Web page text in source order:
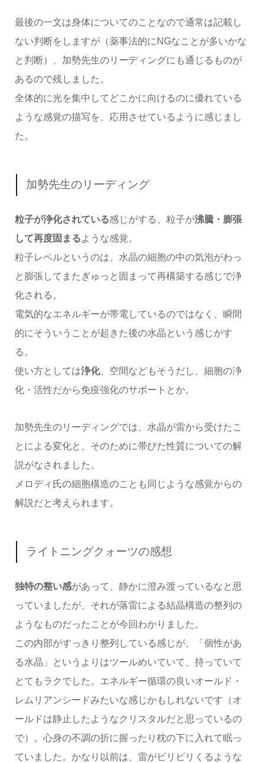
最後の一文は身体についてのことなので通常は記載し
ない判断をしますが（薬事法的にNGなことが多いかな
と判断）、加勢先生のリーディングにも通じるものが
あるので残しました。
全体的に光を集中してどこかに向けるのに優れている
ような感覚の描写を、応用させているように感じまし
た。
加勢先生のリーディング
粒子が浄化されている感じがする、粒子が沸騰・膨張
して再度固まるような感覚。
粒子レベルというのは、水晶の細胞の中の気泡がわっ
と膨張してまたぎゅっと固まって再構築する感じで浄
化される。
電気的なエネルギーが帯電しているのではなく、瞬間
的にそういうことが起きた後の水晶という感じがす
る。
使い方としては浄化、空間などもそうだし、細胞の浄
化・活性だから免疫強化のサポートとか。
加勢先生のリーディングでは、水晶が雷から受けたこ
とによる変化と、そのために帯びた性質についての解
説がなされました。
メロディ氏の細胞構造のことも同じような感覚からの
解説だと考えられます。
ライトニングクォーツの感想
独特の整い感があって、静かに澄み渡っているなと思
っていましたが、それが落雷による結晶構造の整列の
ようなものだったことが今回わかりました。
この内部がすっきり整列している感じが、「個性があ
る水晶」というよりはツールめいていて、持っていて
とてもラクでした。エネルギー循環の良いオールド・
レムリアンシードみたいな感じかもしれないです（オ
ールドは静止したようなクリスタルだと思っているの
で）。心身の不調の折に握ったり枕の下に入れて眠っ
ていました。かなり以前は、雷がビリビリくるような